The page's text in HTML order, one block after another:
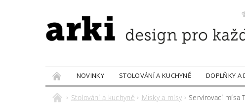
NOVINKY STOLOVÁNÍ A KUCHYNĚ DOPLŇKY A
PRODÁVANÉ ZNAČKY
DOBROTY
Stolování a kuchyně Misky a mísy Servírovací mísa